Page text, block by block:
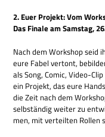
2. Euer Pro­jekt: Vom
Das Finale am Sams­tag,
Nach dem Work­shop seid
eure Fabel ver­tont,
als Song, Comic, Video-
ein Pro­jekt, das eure
die Zeit nach dem
selb­stän­dig wei­ter zu
men, mit ver­teil­ten Rol­len